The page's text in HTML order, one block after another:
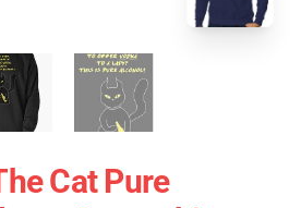
Cat Pure